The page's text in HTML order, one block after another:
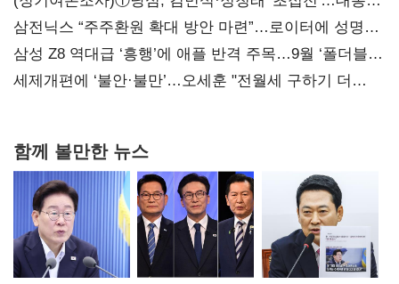
지지도 '50% 아래로'(종합)
삼전닉스 “주주환원 확대 방안 마련”…로이터에 성명
보내
삼성 Z8 역대급 ‘흥행’에 애플 반격 주목…9월 ‘폴더블
대전’
세제개편에 ‘불안·불만’…오세훈 "전월세 구하기 더
함께 볼만한 뉴스